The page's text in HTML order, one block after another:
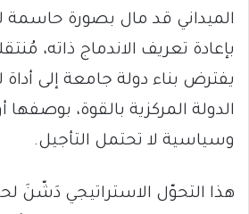
الميداني قد مال بصورة حاسمة
بإعادة تعريف الاندماج ذاته،
يفترض بناء دولة جامعة إلى
الدولة المركزية بالقوة، بوصفها
وسياسية لا تحتمل التأجيل.
هذا التحوّل الاستراتيجي